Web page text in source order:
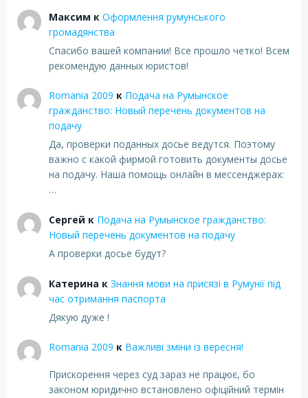
Максим к Оформлення румунського
громадянства
Спасибо вашей компании! Все прошло четко! Всем
рекомендую данных юристов!
Romania 2009 к Подача на Румынское
гражданство: Новый перечень документов на
подачу
Да, проверки поданных досье ведутся. Поэтому
важно с какой фирмой готовить документы досье
на подачу. Наша помощь онлайн в мессенджерах:
…
Сергей к Подача на Румынское гражданство:
Новый перечень документов на подачу
А проверки досье будут?
Катерина к Знання мови на присязі в Румунії під
час отримання паспорта
Дякую дуже !
Romania 2009 к Важливі зміни із вересня!
Прискорення через суд зараз не працює, бо
законом юридично встановлено офіційний термін